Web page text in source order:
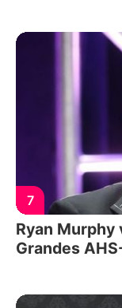
7
Ryan
Grandes